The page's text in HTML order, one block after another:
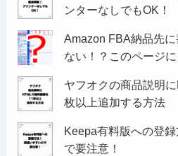
ンターなしでもOK！
Amazon FBA納品先
ない！？このページ
ヤフオクの商品説明
枚以上追加する方法
Keepa有料版への登
で要注意！